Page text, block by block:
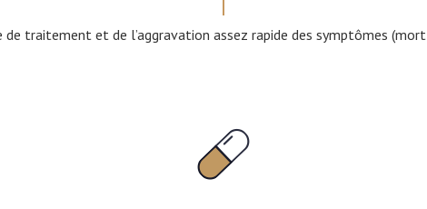
de traitement et de l’aggravation assez rapide des symptômes (mort